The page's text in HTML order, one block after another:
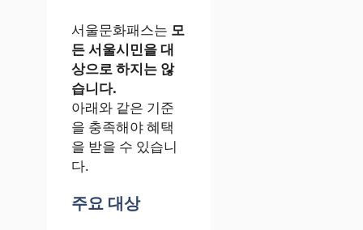
서울문화패스는 모
든 서울시민을 대
상으로 하지는 않
습니다.
아래와 같은 기준
을 충족해야 혜택
을 받을 수 있습니
다.
주요 대상